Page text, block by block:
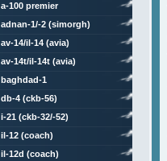
a-100 premier
adnan-1/-2 (simorgh)
av-14/il-14 (avia)
av-14t/il-14t (avia)
baghdad-1
db-4 (ckb-56)
i-21 (ckb-32/-52)
il-12 (coach)
il-12d (coach)